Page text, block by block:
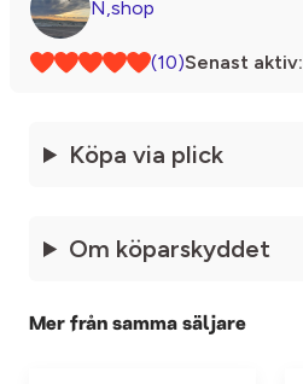
N,shop
(10)Senast aktiv:
Köpa via plick
Om köparskyddet
Mer från samma säljare